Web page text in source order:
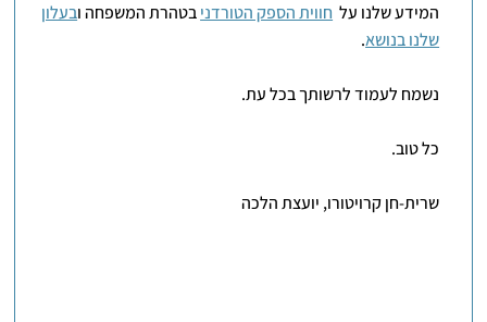
המידע שלנו על חווית הספק הטורדניבטהרת המשפחה ובעלון
שלנו בנושא.
נשמח לעמוד לרשותך בכל עת.
כל טוב.
שרית-חן קרויטורו, יועצת הלכה